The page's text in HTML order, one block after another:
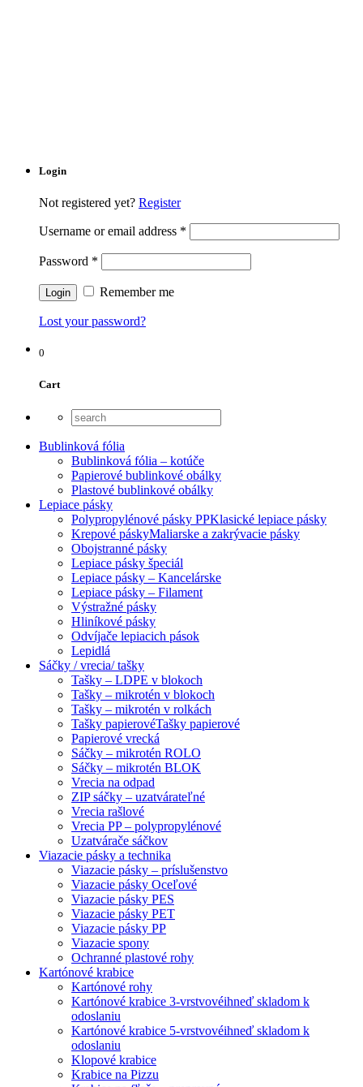
Login
Not registered yet? Register
Username or email address *
Password *
Remember me
Lost your password?
0
Cart
Bublinková fólia
Bublinková fólia – kotúče
Papierové bublinkové obálky
Plastové bublinkové obálky
Lepiace pásky
Polypropylénové pásky PPKlasické lepiace pásky
Krepové páskyMaliarske a zakrývacie pásky
Obojstranné pásky
Lepiace pásky špeciál
Lepiace pásky – Kancelárske
Lepiace pásky – Filament
Výstražné pásky
Hliníkové pásky
Odvíjače lepiacich pások
Lepidlá
Sáčky / vrecia/ tašky
Tašky – LDPE v blokoch
Tašky – mikrotén v blokoch
Tašky – mikrotén v rolkách
Tašky papierovéTašky papierové
Papierové vrecká
Sáčky – mikrotén ROLO
Sáčky – mikrotén BLOK
Vrecia na odpad
ZIP sáčky – uzatvárateľné
Vrecia rašlové
Vrecia PP – polypropylénové
Uzatvárače sáčkov
Viazacie pásky a technika
Viazacie pásky – príslušenstvo
Viazacie pásky Oceľové
Viazacie pásky PES
Viazacie pásky PET
Viazacie pásky PP
Viazacie spony
Ochranné plastové rohy
Kartónové krabice
Kartónové rohy
Kartónové krabice 3-vrstvovéihneď skladom k
odoslaniu
Kartónové krabice 5-vrstvovéihneď skladom k
odoslaniu
Klopové krabice
Krabice na Pizzu